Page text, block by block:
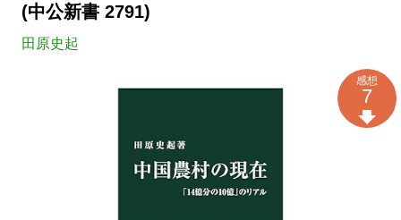
(中公新書 2791)
田原史起
感想
7